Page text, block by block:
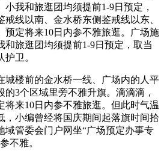
我和旅逛团均须提前1-9日预定，
线以南、金水桥东侧鉴戒线以东、
预定将来10日内参不雅旅逛。广场施
和旅逛团均须提前1-9日预定，取当
卫。
楼前的金水桥一线、广场内的人平
3个区域里旁不雅升旗。滴滴滴，
将来10日内参不雅旅逛。但此时气温
，小编曾经将国庆期间起落旗时间拾
域管委会门户网坐“广场预定办事专
不雅。